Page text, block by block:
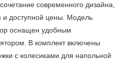
современного дизайна,
и доступной цены. Модель
оснащен удобным
В комплект включены
с колесиками для напольной